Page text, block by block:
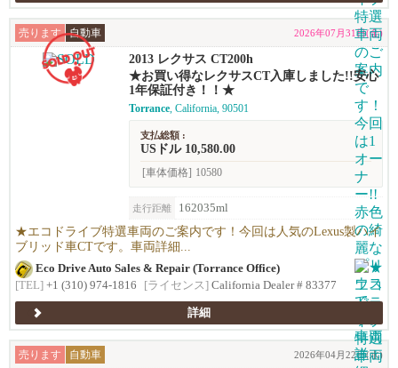
売ります 自動車 2026年07月31日(金)
2013 レクサス CT200h
★お買い得なレクサスCT入庫しました!!安心
1年保証付き！！★
Torrance, California, 90501
支払総額 :
USドル 10,580.00
[車体価格] 10580
走行距離 162035ml
★エコドライブ特選車両のご案内です！今回は人気のLexus製ハイ
ブリッド車CTです。車両詳細...
Eco Drive Auto Sales & Repair (Torrance Office)
[TEL] +1 (310) 974-1816 [ライセンス] California Dealer # 83377
詳細
売ります 自動車 2026年04月22日(水)